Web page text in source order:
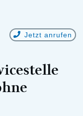
Jetzt anrufen